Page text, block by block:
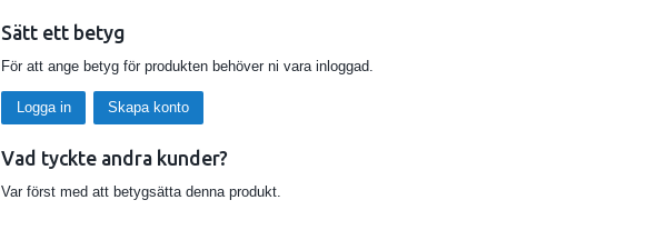
Sätt ett betyg
För att ange betyg för produkten behöver ni vara inloggad.
Logga in Skapa konto
Vad tyckte andra kunder?
Var först med att betygsätta denna produkt.